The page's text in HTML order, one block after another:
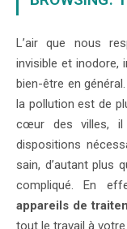
L’air que nous
invisible et inodore,
bien-être en
la pollution est de
cœur des villes, il
dispositions
sain, d’autant plus
compliqué. En
appareils de
tout le travail à votre